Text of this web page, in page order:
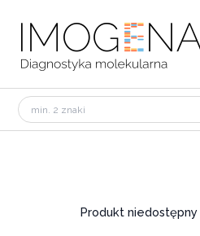
Produkt niedostępny